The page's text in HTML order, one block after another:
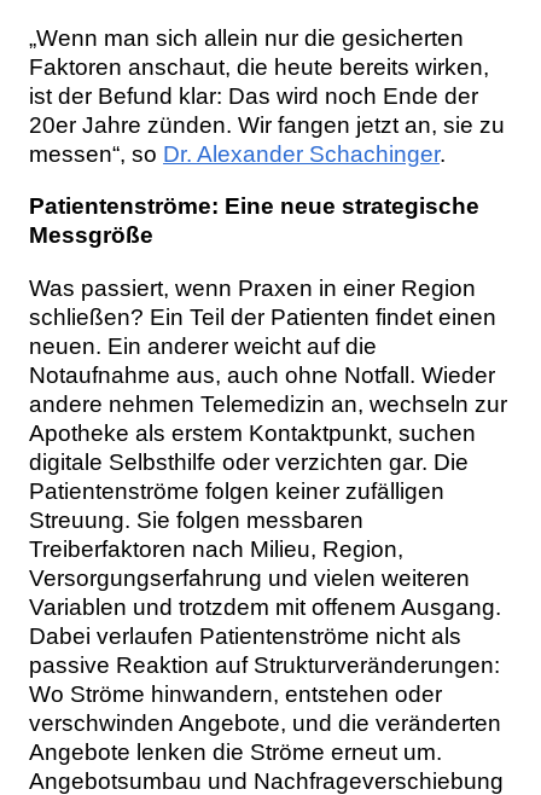
„Wenn man sich allein nur die gesicherten
Faktoren anschaut, die heute bereits wirken,
ist der Befund klar: Das wird noch Ende der
20er Jahre zünden. Wir fangen jetzt an, sie zu
messen“, so Dr. Alexander Schachinger.
Patientenströme: Eine neue strategische
Messgröße
Was passiert, wenn Praxen in einer Region
schließen? Ein Teil der Patienten findet einen
neuen. Ein anderer weicht auf die
Notaufnahme aus, auch ohne Notfall. Wieder
andere nehmen Telemedizin an, wechseln zur
Apotheke als erstem Kontaktpunkt, suchen
digitale Selbsthilfe oder verzichten gar. Die
Patientenströme folgen keiner zufälligen
Streuung. Sie folgen messbaren
Treiberfaktoren nach Milieu, Region,
Versorgungserfahrung und vielen weiteren
Variablen und trotzdem mit offenem Ausgang.
Dabei verlaufen Patientenströme nicht als
passive Reaktion auf Strukturveränderungen:
Wo Ströme hinwandern, entstehen oder
verschwinden Angebote, und die veränderten
Angebote lenken die Ströme erneut um.
Angebotsumbau und Nachfrageverschiebung